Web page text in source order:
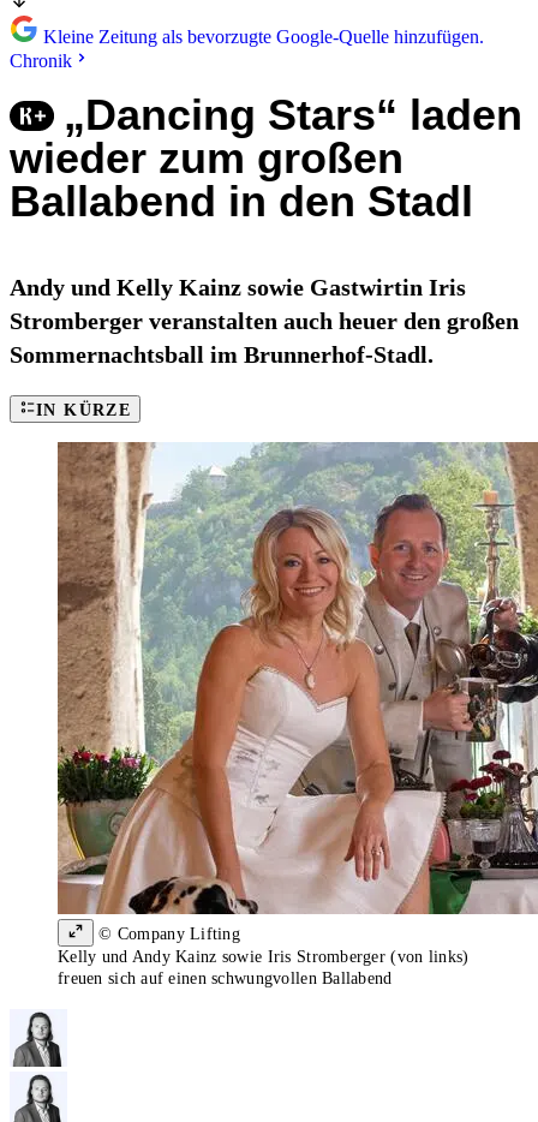
Kleine Zeitung als bevorzugte Google-Quelle hinzufügen.
Chronik
„Dancing Stars“ laden
wieder zum großen
Ballabend in den Stadl
Andy und Kelly Kainz sowie Gastwirtin Iris
Stromberger veranstalten auch heuer den großen
Sommernachtsball im Brunnerhof-Stadl.
IN KÜRZE
© Company Lifting
Kelly und Andy Kainz sowie Iris Stromberger (von links)
freuen sich auf einen schwungvollen Ballabend